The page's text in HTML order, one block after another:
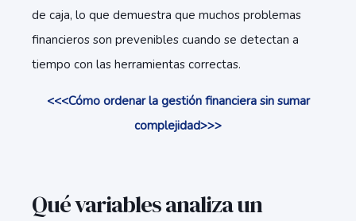
de caja, lo que demuestra que muchos problemas
financieros son prevenibles cuando se detectan a
tiempo con las herramientas correctas.
<<<Cómo ordenar la gestión financiera sin sumar
complejidad>>>
Qué variables analiza un